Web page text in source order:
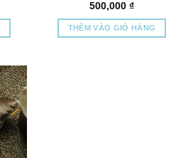
500,000 ₫
THÊM VÀO GIỎ HÀNG